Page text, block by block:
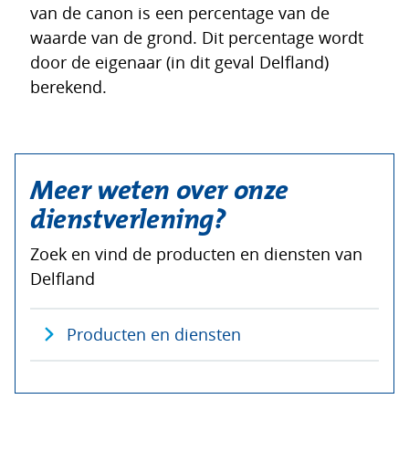
van de canon is een percentage van de
waarde van de grond. Dit percentage wordt
door de eigenaar (in dit geval Delfland)
berekend.
Meer weten over onze
dienstverlening?
Zoek en vind de producten en diensten van
Delfland
Producten en diensten